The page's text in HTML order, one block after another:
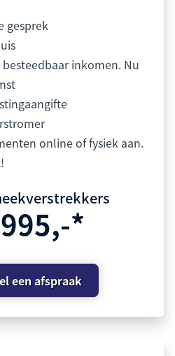
gesprek
inkomen. Nu
online of fysiek aan.
*
een afspraak